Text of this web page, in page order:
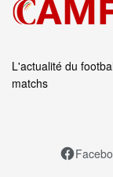
L'actualité du
matchs